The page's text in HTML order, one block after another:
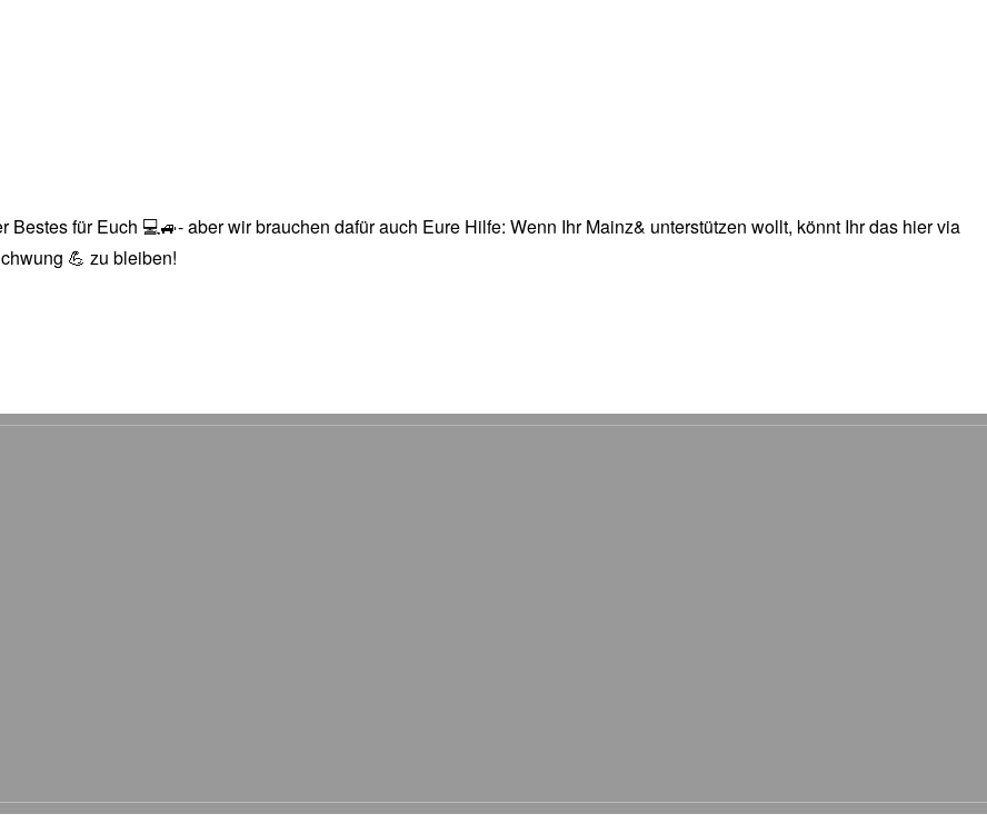
für Euch 💻🚙- aber wir brauchen dafür auch Eure Hilfe: Wenn Ihr Mainz& unterstützen wollt, könnt Ihr das hier via
💪 zu bleiben!